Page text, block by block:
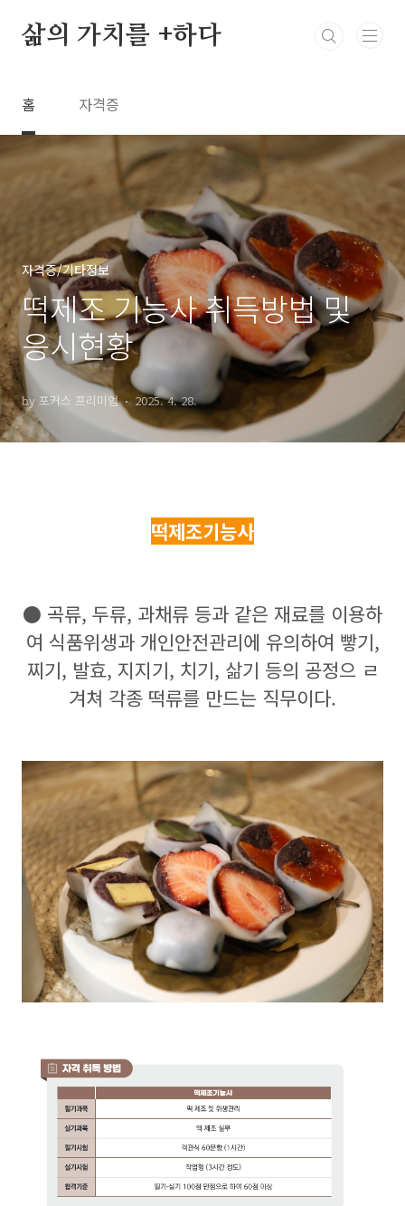
삶의 가치를 +하다
홈 자격증
자격증/기타정보
떡제조 기능사 취득방법 및
응시현황
by 포커스 프리미엄 2025. 4. 28.
떡제조기능사
● 곡류, 두류, 과채류 등과 같은 재료를 이용하
여 식품위생과 개인안전관리에 유의하여 빻기,
찌기, 발효, 지지기, 치기, 삶기 등의 공정으 ㄹ
겨쳐 각종 떡류를 만드는 직무이다.